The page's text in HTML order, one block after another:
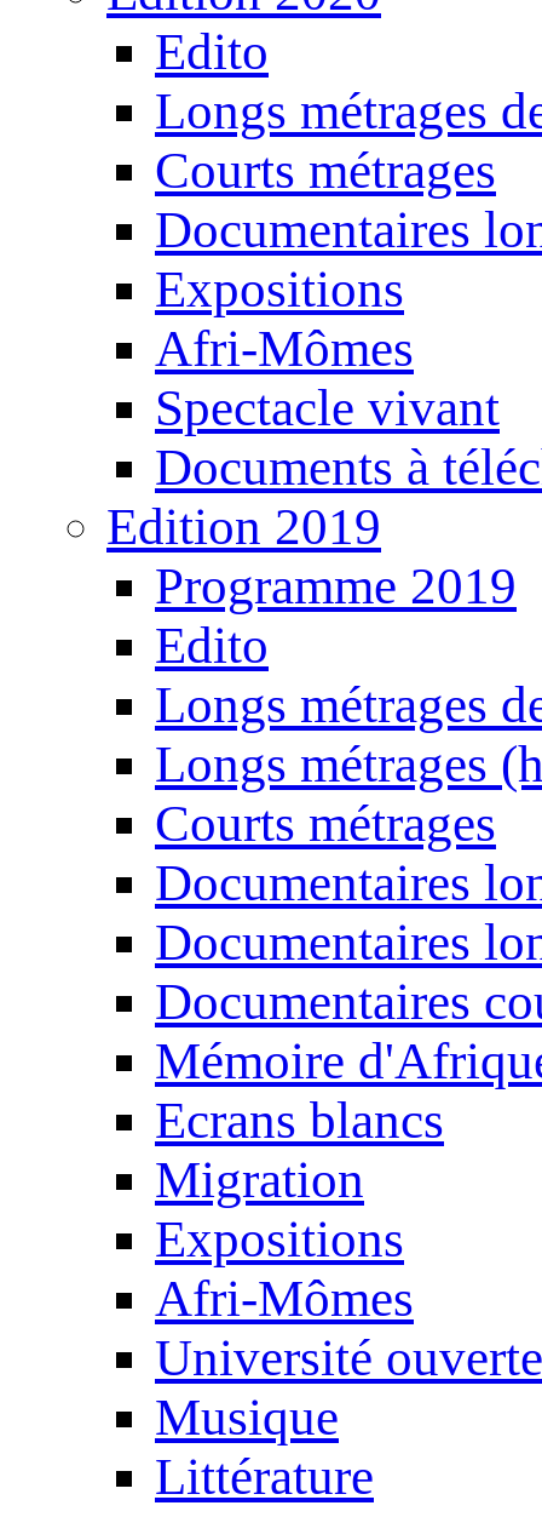
Edito
Longs métrages
Courts métrages
Documentaires
Expositions
Afri-Mômes
Spectacle vivant
Documents à
Edition 2019
Programme 2019
Edito
Longs métrages
Longs métrages
Courts métrages
Documentaires
Documentaires
Documentaires
Mémoire
Ecrans blancs
Migration
Expositions
Afri-Mômes
Université ouverte
Musique
Littérature